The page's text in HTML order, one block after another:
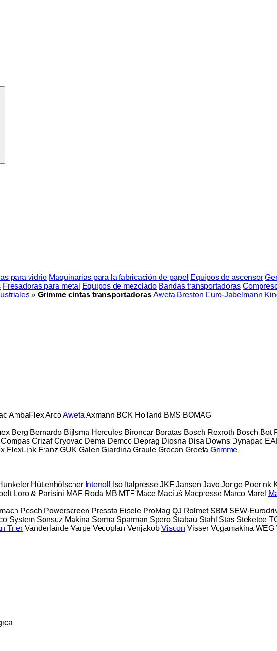
para vidrio Maquinarias para la fabricación de papel Equipos de ascensor
Fresadoras para metal Equipos de mezclado Bandas transportadoras
» Grimme cintas transportadorasAweta Breston Euro-Jabelmann
AmbaFlexArcoAweta Axmann BCK Holland BMS BOMAG
Berg Bernardo Bijlsma Hercules Bironcar Boratas Bosch Rexroth Bosch Bot
Compas Crizaf Cryovac Dema Demco Deprag Diosna Disa Downs Dynapac
FlexLink Franz GUK Galen Giardina Graule Grecon Greefa Grimme
Hüttenhölscher Interroll Iso Italpresse JKF Jansen Javo Jonge Poerink
Loro & Parisini MAF Roda MB MTF Mace Maciuś Macpresse Marco Marel
Posch Powerscreen Pressta Eisele ProMag QJ Rolmet SBM SEW-
System Sonsuz Makina Sorma Sparman Spero Stabau Stahl Stas Steketee
Trier Vanderlande Varpe Vecoplan Venjakob Viscon Visser Vogamakina WEG